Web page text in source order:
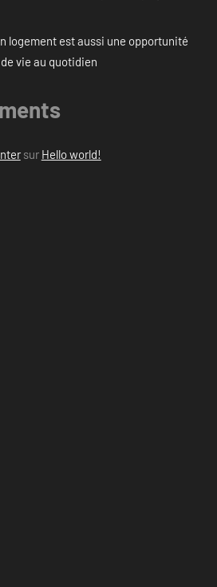
logement est aussi une opportunité
vie au quotidien
sur Hello world!